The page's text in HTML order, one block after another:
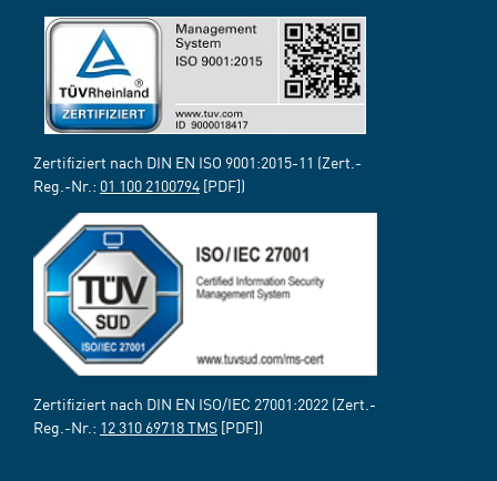
Zertifiziert nach DIN EN ISO 9001:2015-11 (Zert.-
Reg.-Nr.: 01 100 2100794 [PDF])
Zertifiziert nach DIN EN ISO/IEC 27001:2022 (Zert.-
Reg.-Nr.: 12 310 69718 TMS [PDF])